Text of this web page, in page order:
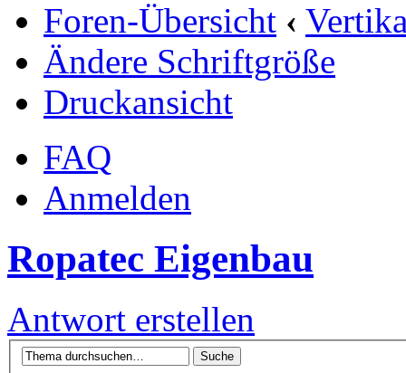
Foren-Übersicht ‹
Ändere Schriftgröße
Druckansicht
FAQ
Anmelden
Ropatec Eigenbau
Antwort erstellen